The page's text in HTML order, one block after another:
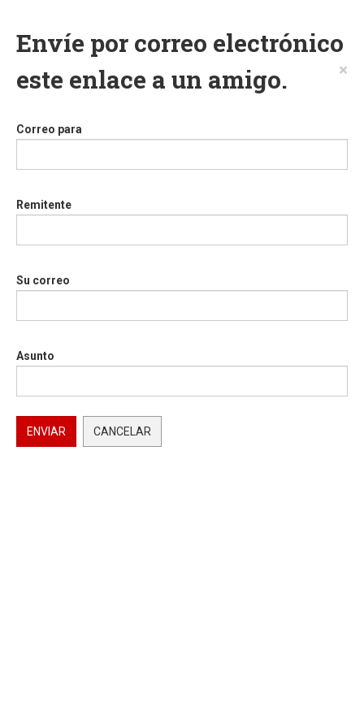
Envíe por correo electrónico
este enlace a un amigo.
×
Correo para
Remitente
Su correo
Asunto
ENVIAR CANCELAR